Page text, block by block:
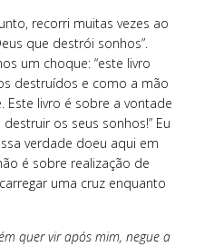
recorri muitas vezes ao
que destrói sonhos”.
um choque: “este livro
destruídos e como a mão
Este livro é sobre a vontade
os seus sonhos!” Eu
verdade doeu aqui em
é sobre realização de
uma cruz enquanto
quer vir após mim, negue a